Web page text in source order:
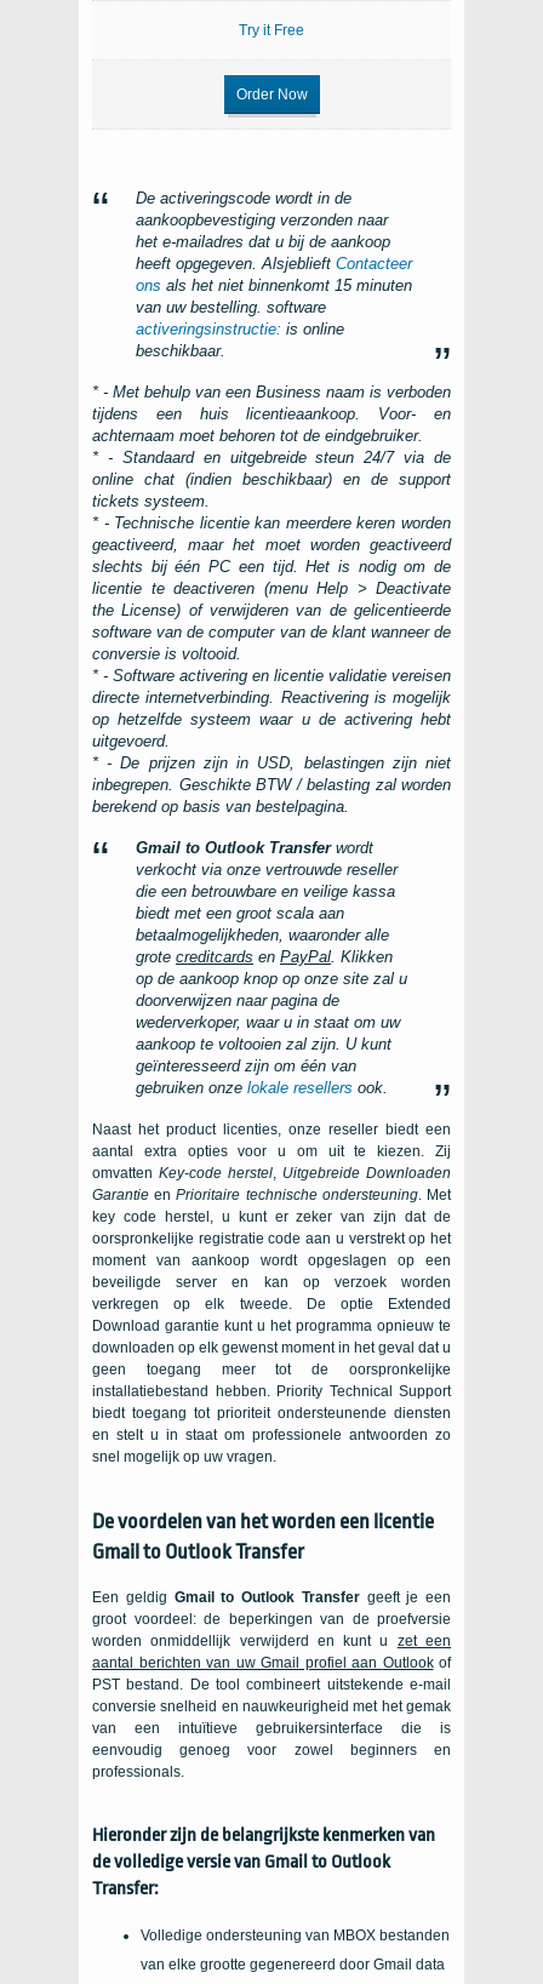
Try it Free
Order Now
De activeringscode wordt in de
aankoopbevestiging verzonden naar
het e-mailadres dat u bij de aankoop
heeft opgegeven. Alsjeblieft Contacteer
ons als het niet binnenkomt 15 minuten
van uw bestelling. software
activeringsinstructie: is online
beschikbaar.
* - Met behulp van een Business naam is verboden
tijdens een huis licentieaankoop. Voor- en
achternaam moet behoren tot de eindgebruiker.
* - Standaard en uitgebreide steun 24/7 via de
online chat (indien beschikbaar) en de support
tickets systeem.
* - Technische licentie kan meerdere keren worden
geactiveerd, maar het moet worden geactiveerd
slechts bij éénPCeen tijd. Het is nodig om de
licentie te deactiveren (menu Help > Deactivate
the License) of verwijderen van de gelicentieerde
software van de computer van de klant wanneer de
conversie is voltooid.
* - Software activering en licentie validatie vereisen
directe internetverbinding. Reactivering is mogelijk
op hetzelfde systeem waar u de activering hebt
uitgevoerd.
* - De prijzen zijn in USD, belastingen zijn niet
inbegrepen. Geschikte BTW / belasting zal worden
berekend op basis van bestelpagina.
Gmail to Outlook Transferwordt
verkocht via onze vertrouwde reseller
die een betrouwbare en veilige kassa
biedt met een groot scala aan
betaalmogelijkheden, waaronder alle
grote creditcards en PayPal. Klikken
op de aankoop knop op onze site zal u
doorverwijzen naar pagina de
wederverkoper, waar u in staat om uw
aankoop te voltooien zal zijn. U kunt
geïnteresseerd zijn om één van
gebruiken onze lokale resellers ook.
Naast het product licenties, onze reseller biedt een
aantal extra opties voor u om uit te kiezen. Zij
omvatten Key-code herstel, Uitgebreide Downloaden
Garantie enPrioritaire technische ondersteuning. Met
key code herstel, u kunt er zeker van zijn dat de
oorspronkelijke registratie code aan u verstrekt op het
moment van aankoop wordt opgeslagen op een
beveiligde server en kan op verzoek worden
verkregen op elk tweede. De optie Extended
Download garantie kunt u het programma opnieuw te
downloaden op elk gewenst moment in het geval dat u
geen toegang meer tot de oorspronkelijke
installatiebestand hebben. Priority Technical Support
biedt toegang tot prioriteit ondersteunende diensten
en stelt u in staat om professionele antwoorden zo
snel mogelijk op uw vragen.
De voordelen van het worden een licentie
Gmail to Outlook Transfer
Een geldig Gmail to Outlook Transfergeeft je een
groot voordeel: de beperkingen van de proefversie
worden onmiddellijk verwijderd en kunt u zet een
aantal berichten van uw Gmail profiel aan Outlookof
PST bestand. De tool combineert uitstekende e-mail
conversie snelheid en nauwkeurigheid met het gemak
van een intuïtieve gebruikersinterface die is
eenvoudig genoeg voor zowel beginners en
professionals.
Hieronder zijn de belangrijkste kenmerken van
de volledige versie van Gmail to Outlook
Transfer:
Volledige ondersteuning van MBOX bestanden
van elke grootte gegenereerd door Gmail data